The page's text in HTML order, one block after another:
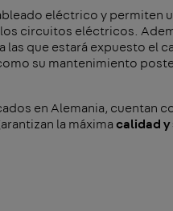
eléctrico y permiten
circuitos eléctricos.
que estará expuesto el
su mantenimiento
en Alemania, cuentan
la máxima calidad y